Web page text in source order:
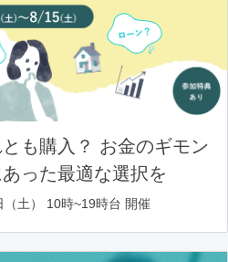
も購入？ お金のギモン
った最適な選択を
土） 10時~19時台 開催